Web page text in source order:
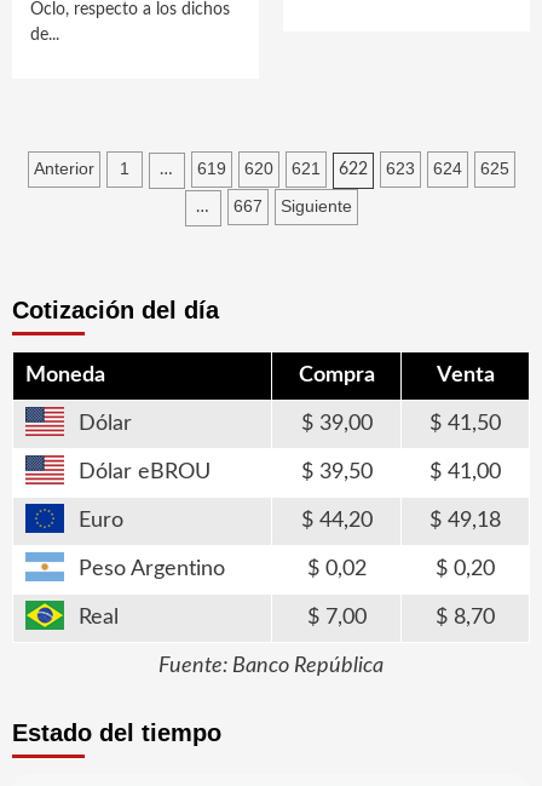
Oclo, respecto a los dichos
de...
Paginación
Anterior 1 … 619 620 621 622 623 624 625
… 667 Siguiente
Cotización del día
Moneda Compra Venta
Dólar 39,00 41,50
Dólar eBROU 39,50 41,00
Euro 44,20 49,18
Peso Argentino 0,02 0,20
Real 7,00 8,70
Fuente: Banco República
Estado del tiempo